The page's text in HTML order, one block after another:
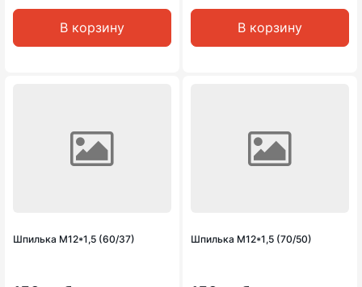
В корзину В корзину
Шпилька М12*1,5 (60/37) Шпилька М12*1,5 (70/50)